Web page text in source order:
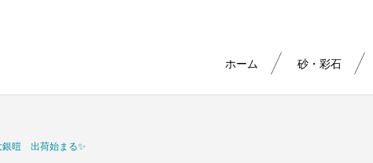
ホーム 砂・彩石
銀暟 出荷始まる✨